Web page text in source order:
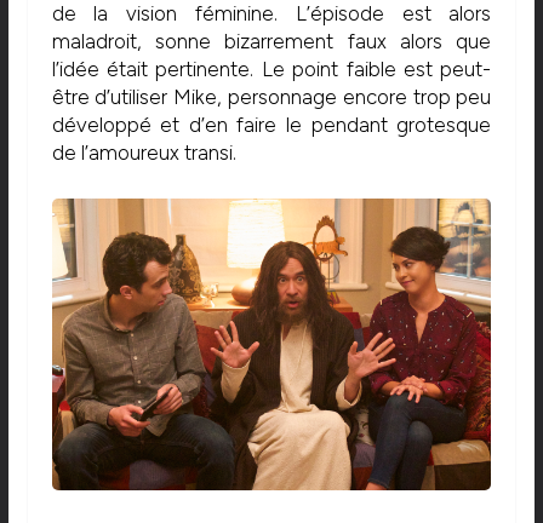
de la vision féminine. L’épisode est alors
maladroit, sonne bizarrement faux alors que
l’idée était pertinente. Le point faible est peut-
être d’utiliser Mike, personnage encore trop peu
développé et d’en faire le pendant grotesque
de l’amoureux transi.